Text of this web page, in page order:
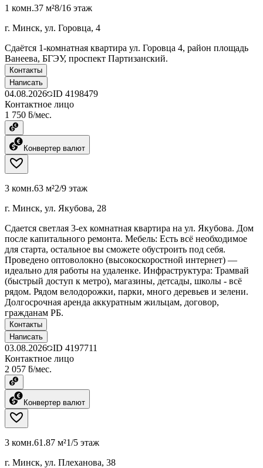
1 комн.37 м²8/16 этаж
г. Минск, ул. Горовца, 4
Сдаётся 1-комнатная квартира ул. Горовца 4, район площадь
Ванеева, БГЭУ, проспект Партизанский.
Контакты
Написать
04.08.2026 ID 4198479
Контактное лицо
1 750 ƃ/мес.
Конвертер валют
3 комн.63 м²2/9 этаж
г. Минск, ул. Якубова, 28
Сдается светлая 3-ех комнатная квартира на ул. Якубова. Дом
после капитального ремонта. Мебель: Есть всё необходимое
для старта, остальное вы сможете обустроить под себя.
Проведено оптоволокно (высокоскоростной интернет) —
идеально для работы на удаленке. Инфраструктура: Трамвай
(быстрый доступ к метро), магазины, детсады, школы - всё
рядом. Рядом велодорожки, парки, много деревьев и зелени.
Долгосрочная аренда аккуратным жильцам, договор,
гражданам РБ.
Контакты
Написать
03.08.2026 ID 4197711
Контактное лицо
2 057 ƃ/мес.
Конвертер валют
3 комн.61.87 м²1/5 этаж
г. Минск, ул. Плеханова, 38